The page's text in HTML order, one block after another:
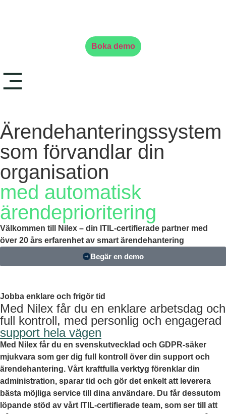
Boka demo
Ärendehanteringssystem
som förvandlar din
organisation
med automatisk
ärendeprioritering
Välkommen till Nilex – din ITIL-certifierade partner med
över 20 års erfarenhet av smart ärendehantering
Begär en demo
Jobba enklare och frigör tid
Med Nilex får du en enklare arbetsdag och
full kontroll, med personlig och engagerad
support hela vägen
Med Nilex får du en svenskutvecklad och GDPR-säker
mjukvara som ger dig full kontroll över din support och
ärendehantering. Vårt kraftfulla verktyg förenklar din
administration, sparar tid och gör det enkelt att leverera
bästa möjliga service till dina användare. Du får dessutom
löpande stöd av vårt ITIL-certifierade team, som ser till att